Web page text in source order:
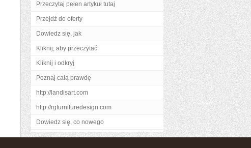
Przeczytaj pełen artykuł tutaj
Przejdź do oferty
Dowiedz się, jak
Kliknij, aby przeczytać
Kliknij i odkryj
Poznaj całą prawdę
http://landisart.com
http://rgfurnituredesign.com
Dowiedz się, co nowego